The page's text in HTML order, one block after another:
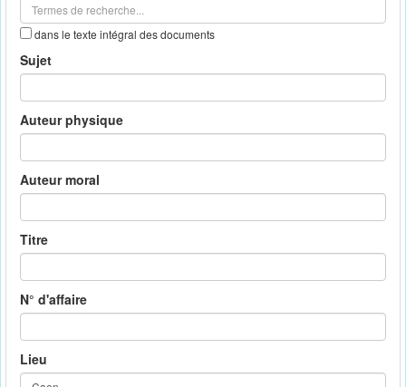
dans le texte intégral des documents
Sujet
Auteur physique
Auteur moral
Titre
N° d'affaire
Lieu